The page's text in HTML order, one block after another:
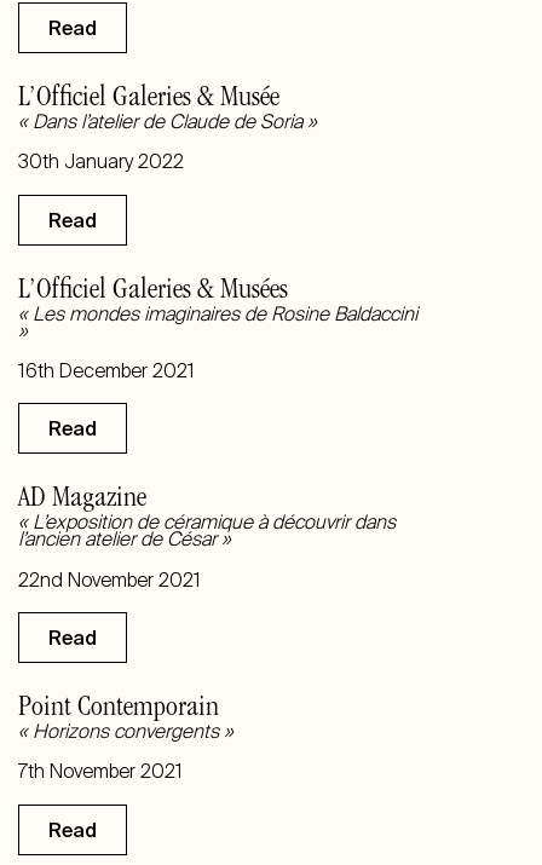
Read
L’Officiel Galeries & Musée
« Dans l’atelier de Claude de Soria »
30th January 2022
Read
L’Officiel Galeries & Musées
« Les mondes imaginaires de Rosine Baldaccini
»
16th December 2021
Read
AD Magazine
« L’exposition de céramique à découvrir dans
l’ancien atelier de César »
22nd November 2021
Read
Point Contemporain
« Horizons convergents »
7th November 2021
Read